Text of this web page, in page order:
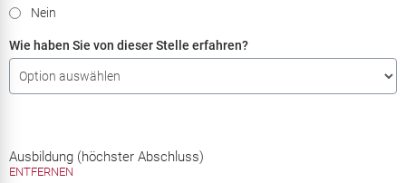
Nein
Wie haben Sie von dieser Stelle erfahren?
Ausbildung (höchster Abschluss)
ENTFERNEN